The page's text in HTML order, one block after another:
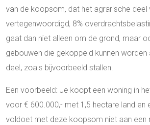
van de koopsom, dat het agrarische deel
vertegenwoordigd, 8%
gaat dan niet alleen om de grond, maar
gebouwen die gekoppeld kunnen worden
deel, zoals bijvoorbeeld stallen.
Een voorbeeld: Je koopt een woning in
voor € 600.000,- met 1,5 hectare land en
voldoet met deze koopsom niet aan een